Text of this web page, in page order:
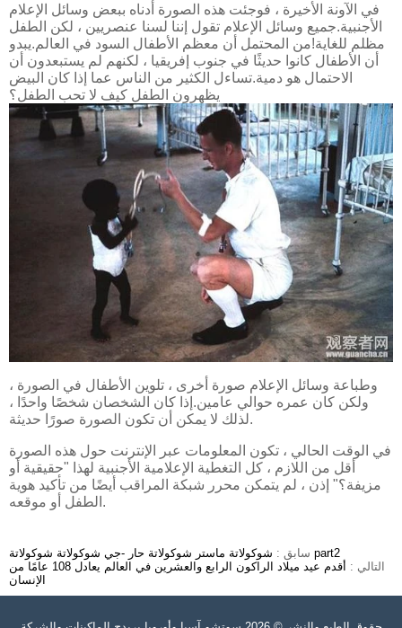
في الآونة الأخيرة ، فوجئت هذه الصورة أدناه ببعض وسائل الإعلام
الأجنبية.جميع وسائل الإعلام تقول إننا لسنا عنصريين ، لكن الطفل
مظلم للغاية!من المحتمل أن معظم الأطفال السود في العالم.يبدو
أن الأطفال كانوا حديثًا في جنوب إفريقيا ، لكنهم لم يستبعدون أن
الاحتمال هو دمية.تساءل الكثير من الناس عما إذا كان البيض
يظهرون الطفل كيف لا تحب الطفل؟
وطباعة وسائل الإعلام صورة أخرى ، تلوين الأطفال في الصورة ،
ولكن كان عمره حوالي عامين.إذا كان الشخصان شخصًا واحدًا ،
لذلك لا يمكن أن تكون الصورة صورًا حديثة.
في الوقت الحالي ، تكون المعلومات عبر الإنترنت حول هذه الصورة
أقل من اللازم ، كل التغطية الإعلامية الأجنبية لهذا "حقيقية أو
مزيفة؟" إذن ، لم يتمكن محرر شبكة المراقب أيضًا من تأكيد هوية
الطفل أو موقعه.
سابق : شوكولاتة ماستر شوكولاتة حار -جي شوكولاتة شوكولاتة part2
التالي :
أقدم عيد ميلاد الراكون الرابع والعشرين في العالم يعادل 108 عامًا من
الإنسان